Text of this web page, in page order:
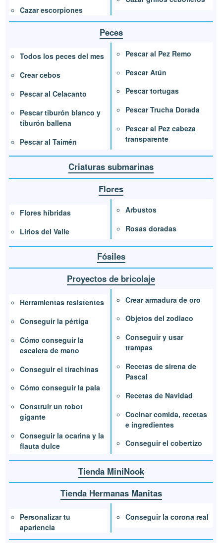
Cazar escorpiones
Peces
Todos los peces del mes
Crear cebos
Pescar al Celacanto
Pescar tiburón blanco y
tiburón ballena
Pescar al Taimén
Pescar al Pez Remo
Pescar Atún
Pescar tortugas
Pescar Trucha Dorada
Pescar al Pez cabeza
transparente
Criaturas submarinas
Flores
Flores híbridas
Lirios del Valle
Arbustos
Rosas doradas
Fósiles
Proyectos de bricolaje
Herramientas resistentes
Conseguir la pértiga
Cómo conseguir la
escalera de mano
Conseguir el tirachinas
Cómo conseguir la pala
Construir un robot
gigante
Conseguir la ocarina y la
flauta dulce
Crear armadura de oro
Objetos del zodiaco
Conseguir y usar
trampas
Recetas de sirena de
Pascal
Recetas de Navidad
Cocinar comida, recetas
e ingredientes
Conseguir el cobertizo
Tienda MiniNook
Tienda Hermanas Manitas
Personalizar tu
apariencia
Conseguir la corona real